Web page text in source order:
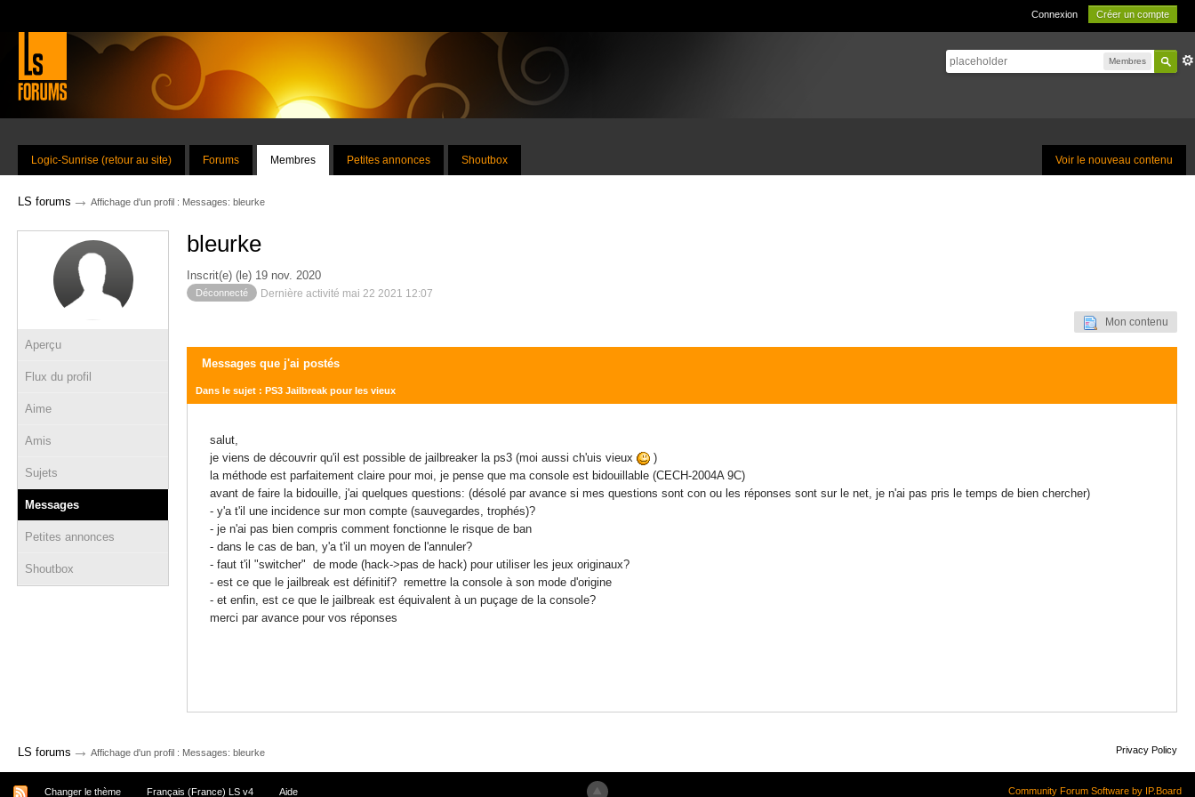
Connexion Créer un compte
Membres
Voir le nouveau contenu
Logic-Sunrise (retour au site) Forums Membres Petites annonces Shoutbox
LS forums → Affichage d'un profil : Messages: bleurke
Aperçu
Flux du profil
Aime
Amis
Sujets
Messages
Petites annonces
Shoutbox
bleurke
Inscrit(e) (le) 19 nov. 2020
Déconnecté Dernière activité mai 22 2021 12:07
Mon contenu
Messages que j'ai postés
Dans le sujet : PS3 Jailbreak pour les vieux
salut,
je viens de découvrir qu'il est possible de jailbreaker la ps3 (moi aussi ch'uis vieux
)
la méthode est parfaitement claire pour moi, je pense que ma console est bidouillable (CECH-2004A 9C)
avant de faire la bidouille, j'ai quelques questions: (désolé par avance si mes questions sont con ou les réponses sont sur le net, je n'ai pas pris le temps de bien chercher)
- y'a t'il une incidence sur mon compte (sauvegardes, trophés)?
- je n'ai pas bien compris comment fonctionne le risque de ban
- dans le cas de ban, y'a t'il un moyen de l'annuler?
- faut t'il "switcher" de mode (hack->pas de hack) pour utiliser les jeux originaux?
- est ce que le jailbreak est définitif? remettre la console à son mode d'origine
- et enfin, est ce que le jailbreak est équivalent à un puçage de la console?
merci par avance pour vos réponses
LS forums → Affichage d'un profil : Messages: bleurke Privacy Policy
Changer le thème Français (France) LS v4 Aide
Community Forum Software by IP.Board